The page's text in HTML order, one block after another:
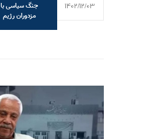
جنگ سیاسی با
مزدوران رژیم
1402/12/03